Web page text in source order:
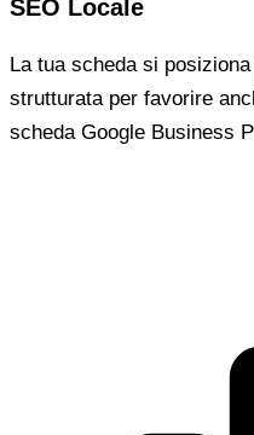
SEO Locale
La tua scheda si
strutturata per favorire
scheda Google Business